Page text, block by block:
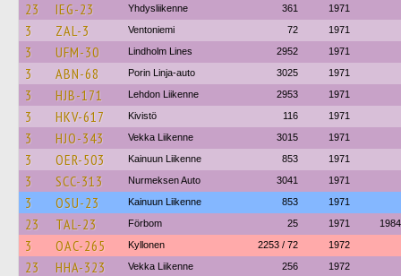
23 IEG-23 Yhdysliikenne 361 1971
3 ZAL-3 Ventoniemi 72 1971
3 UFM-30 Lindholm Lines 2952 1971
3 ABN-68 Porin Linja-auto 3025 1971
3 HJB-171 Lehdon Liikenne 2953 1971
3 HKV-617 Kivistö 116 1971
3 HJO-343 Vekka Liikenne 3015 1971
3 OER-503 Kainuun Liikenne 853 1971
3 SCC-313 Nurmeksen Auto 3041 1971
3 OSU-23 Kainuun Liikenne 853 1971
23 TAL-23 Förbom 25 1971 1984
3 OAC-265 Kyllonen 2253 / 72 1972
23 HHA-323 Vekka Liikenne 256 1972